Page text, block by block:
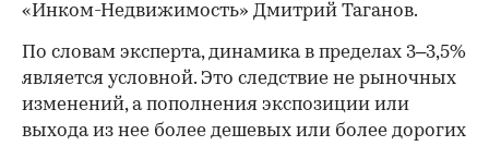
«Инком-Недвижимость» Дмитрий Таганов.
По словам эксперта, динамика в пределах 3–3,5%
является условной. Это следствие не рыночных
изменений, а пополнения экспозиции или
выхода из нее более дешевых или более дорогих